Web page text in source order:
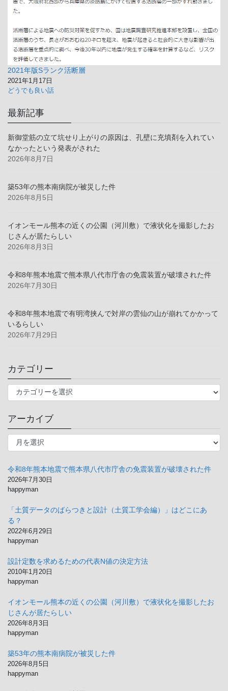
2021年版Sランク活断層
2021年1月17日
どうでも良い話
最新記事
新御堂筋の立て坑せり上がりの原因は、孔壁に充填剤を入れてい
なかったという発表がされた
2026年8月7日
築53年の熊本南病院が被災した件
2026年8月5日
イオンモール熊本の近くの公園（河川敷）で液状化を撮影したお
じさんが居たらしい
2026年8月3日
令和8年熊本地震で熊本県八代市庁舎の免震装置が破壊された件
2026年7月30日
令和8年熊本地震で有明湾挟んで対岸の雲仙の山が崩れてかかって
いるらしい
2026年7月29日
カテゴリー
テ
リ
ー
アーカイブ
ア
イ
ブ
令和8年熊本地震で熊本県八代市庁舎の免震装置が破壊された件
2026年7月30日
happyman
「土質データのばらつきと設計（土質工学会編）」はどこにあ
る？
2022年6月29日
happyman
設計定数を求めるための代表N値の決定方法
2010年1月20日
happyman
イオンモール熊本の近くの公園（河川敷）で液状化を撮影したお
じさんが居たらしい
2026年8月3日
happyman
築53年の熊本南病院が被災した件
2026年8月5日
happyman